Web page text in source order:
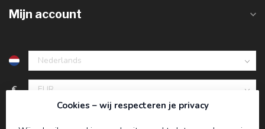
Mijn account
€
Cookies – wij respecteren je privacy